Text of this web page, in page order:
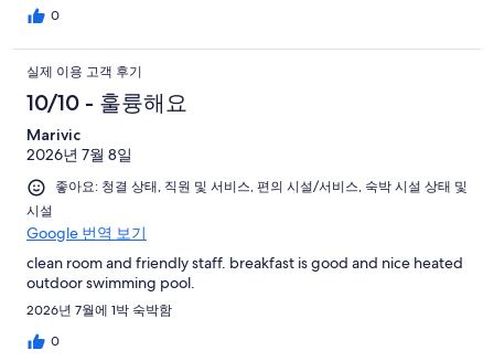
0
실제 이용 고객 후기
10/10 - 훌륭해요
Marivic
2026년 7월 8일
좋아요: 청결 상태, 직원 및 서비스, 편의 시설/서비스, 숙박 시설 상태 및
시설
Google 번역 보기
clean room and friendly staff. breakfast is good and nice heated
outdoor swimming pool.
2026년 7월에 1박 숙박함
0